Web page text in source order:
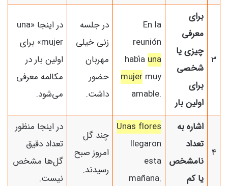
3
برای
معرفی
چیزی یا
شخصی
برای
اولین بار
En la
reunión
había una
mujer muy
amable.
در جلسه
زنی خیلی
مهربان
حضور
داشت.
در اینجا «una
mujer» برای
اولین بار در
مکالمه معرفی
می‌شود.
4
اشاره به
تعداد
نامشخص
یا کم
Unas flores
llegaron
esta
mañana.
چند گل
امروز صبح
رسیدند.
در اینجا منظور
تعداد دقیق
گل‌ها مشخص
نیست.